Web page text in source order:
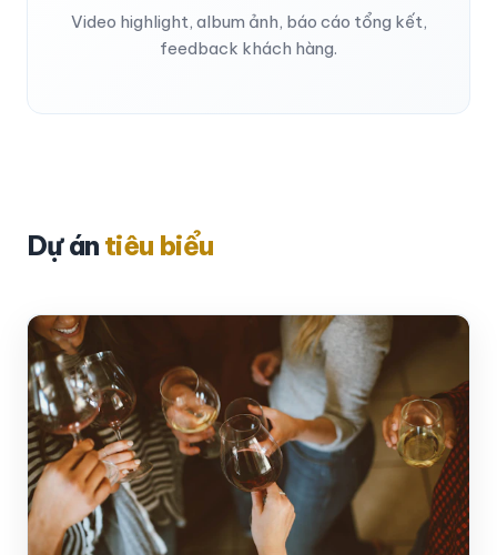
Video highlight, album ảnh, báo cáo tổng kết,
feedback khách hàng.
Dự án tiêu biểu